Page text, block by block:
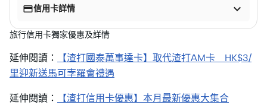
信用卡詳情 
旅行信用卡獨家優惠及詳情
延伸閱讀：
【渣打國泰萬事達卡】取代渣打AM卡 HK$3/
里迎新送馬可孛羅會禮遇
延伸閱讀： 【渣打信用卡優惠】本月最新優惠大集合